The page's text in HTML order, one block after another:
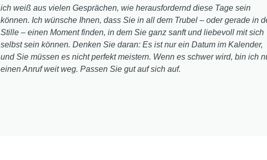
ich weiß aus vielen Gesprächen, wie herausfordernd diese Tage sein
können. Ich wünsche Ihnen, dass Sie in all dem Trubel – oder gerade in
Stille – einen Moment finden, in dem Sie ganz sanft und liebevoll mit sich
selbst sein können. Denken Sie daran: Es ist nur ein Datum im Kalender,
und Sie müssen es nicht perfekt meistern. Wenn es schwer wird, bin ich
einen Anruf weit weg. Passen Sie gut auf sich auf.